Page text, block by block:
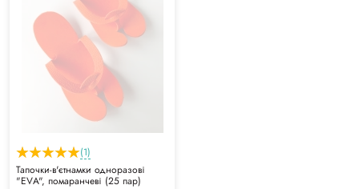
(1)
Тапочки-в'єтнамки одноразові
"ЕVА", помаранчеві (25 пар)